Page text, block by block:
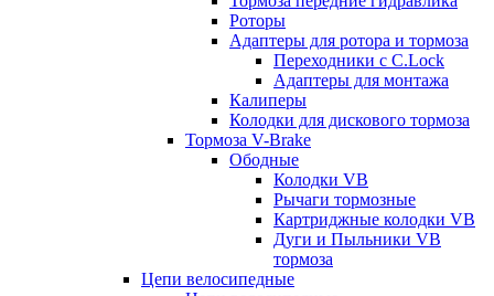
Роторы
Адаптеры для ротора и тормоза
Переходники с C.Lock
Адаптеры для монтажа
Калиперы
Колодки для дискового тормоза
Тормоза V-Brake
Ободные
Колодки VB
Рычаги тормозные
Картриджные колодки VB
Дуги и Пыльники VB
тормоза
Цепи велосипедные